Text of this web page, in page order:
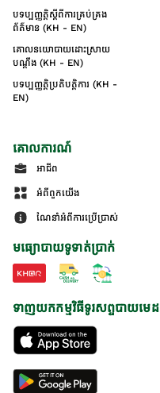
បទប្បញ្ញត្តិស្តីពីការគ្រប់គ្រង
ព័ត៌មាន (KH - EN)
គោលនយោបាយដោះស្រាយ
បណ្ដឹង (KH - EN)
បទប្បញ្ញត្តិប្រតិបត្តិការ (KH -
EN)
គោលការណ៍
អាជីព
អំពីពួកយើង
ណែនាំអំពីការប្រើប្រាស់
មធ្យោបាយទូទាត់ប្រាក់
ទាញយកកម្មវិធីទូរសព្ទបាយមេដ